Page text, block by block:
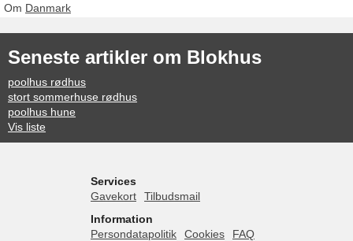
Om Danmark
Seneste artikler om Blokhus
poolhus rødhus
stort sommerhuse rødhus
poolhus hune
Vis liste
Services
Gavekort
Tilbudsmail
Information
Persondatapolitik
Cookies
FAQ